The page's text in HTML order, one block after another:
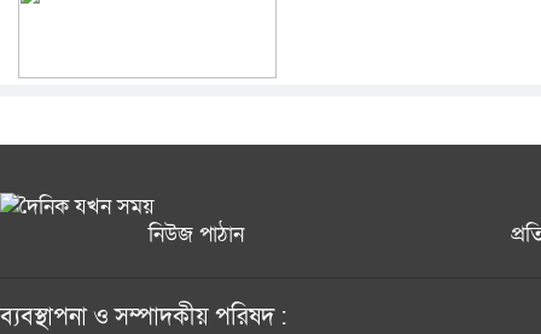
নিউজ পাঠান
ব্যবস্থাপনা ও সম্পাদকীয় পরিষদ :